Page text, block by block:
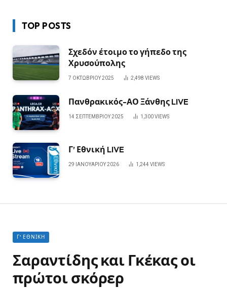
TOP POSTS
Σχεδόν έτοιμο το γήπεδο της
Χρυσούπολης
7 ΟΚΤΩΒΡΊΟΥ 2025 2,498 VIEWS
Πανθρακικός-ΑΟ Ξάνθης LIVE
14 ΣΕΠΤΕΜΒΡΊΟΥ 2025 1,300VIEWS
Γ’ Εθνική LIVE
29 ΙΑΝΟΥΑΡΊΟΥ 2026 1,244 VIEWS
Γ' ΕΘΝΙΚΉ
Σαραντίδης και Γκέκας οι
πρώτοι σκόρερ